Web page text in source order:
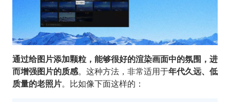
通过给图片添加颗粒，能够很好的渲染画面中的氛围，进
而增强图片的质感。这种方法，非常适用于年代久远、低
质量的老照片。比如像下面这样的：